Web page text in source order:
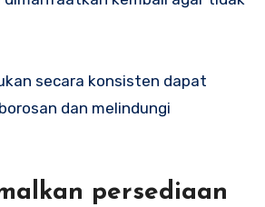
secara konsisten dapat
dan melindungi
persediaan